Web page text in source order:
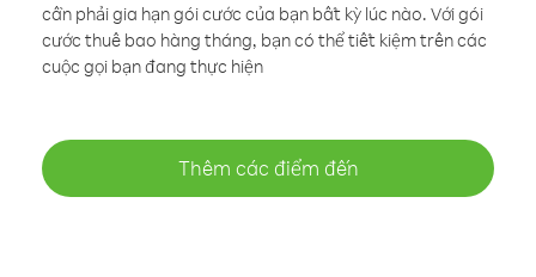
cần phải gia hạn gói cước của bạn bất kỳ lúc nào. Với gói
cước thuê bao hàng tháng, bạn có thể tiết kiệm trên các
cuộc gọi bạn đang thực hiện
Thêm các điểm đến